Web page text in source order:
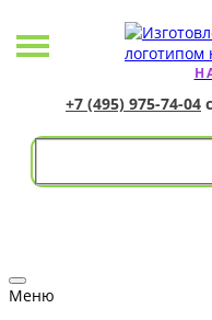
+7 (495) 975-74-04
Меню